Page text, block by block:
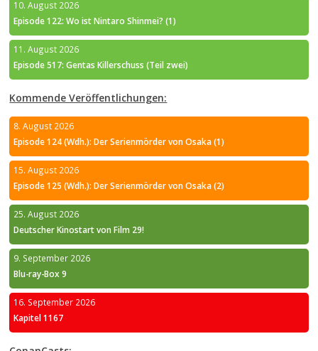
10. August 2026
Episode 122: Wo ist Nintaro Shinmei? (1)
11. August 2026
Episode 517: Gentas Killerschuss (Teil zwei)
Kommende Veröffentlichungen:
8. August 2026
Episode 124 (Wdh.): Der Serienmörder von Osaka (1)
15. August 2026
Episode 125 (Wdh.): Der Serienmörder von Osaka (2)
25. August 2026
Deutscher Kinostart von Film 29!
9. September 2026
Blu-ray-Box 9
16. September 2026
Kapitel 1167